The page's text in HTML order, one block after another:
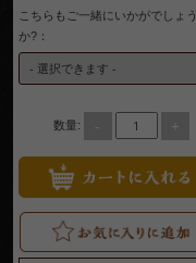
こちらもご一緒にいかがでしょう
か?：
数量: - +